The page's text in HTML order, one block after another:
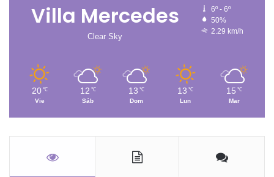
Villa Mercedes
Clear Sky
6º - 6º
50%
2.29 km/h
20 ℃
Vie
12 ℃
Sáb
13 ℃
Dom
13 ℃
Lun
15 ℃
Mar